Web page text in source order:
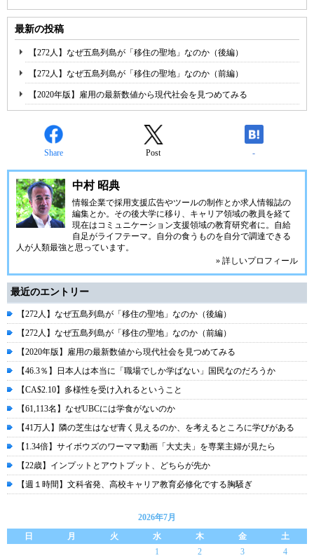
最新の投稿
【272人】なぜ五島列島が「移住の聖地」なのか（後編）
【272人】なぜ五島列島が「移住の聖地」なのか（前編）
【2020年版】雇用の最新数値から現代社会を見つめてみる
Share Post -
中村 昭典
情報企業で採用支援広告やツールの制作とか求人情報誌の
編集とか。その後大学に移り、キャリア領域の教員を経て
現在はコミュニケーション支援領域の教育研究者に。自給
自足がライフテーマ。自分の食うものを自分で調達できる
人が人類最強と思っています。
» 詳しいプロフィール
最近のエントリー
【272人】なぜ五島列島が「移住の聖地」なのか（後編）
【272人】なぜ五島列島が「移住の聖地」なのか（前編）
【2020年版】雇用の最新数値から現代社会を見つめてみる
【46.3％】日本人は本当に「職場でしか学ばない」国民なのだろうか
【CA$2.10】多様性を受け入れるということ
【61,113名】なぜUBCには学食がないのか
【41万人】隣の芝生はなぜ青く見えるのか、を考えるところに学びがある
【1.34倍】サイボウズのワーママ動画「大丈夫」を専業主婦が見たら
【22歳】インプットとアウトプット、どちらが先か
【週１時間】文科省発、高校キャリア教育必修化でする胸騒ぎ
2026年7月
日
月 火 水 木 金
土
1
2 3
4